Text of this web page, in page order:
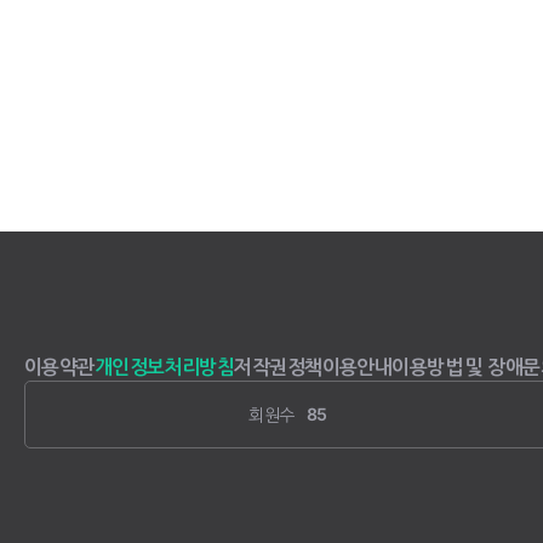
이용약관개인정보처리방침저작권정책이용안내이용방법 및 장애문
회원수 85